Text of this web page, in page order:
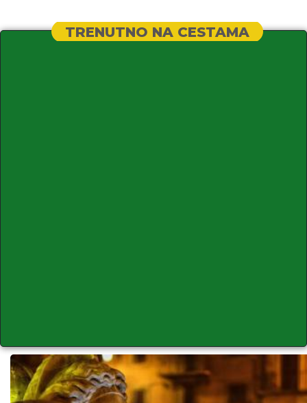
TRENUTNO NA CESTAMA